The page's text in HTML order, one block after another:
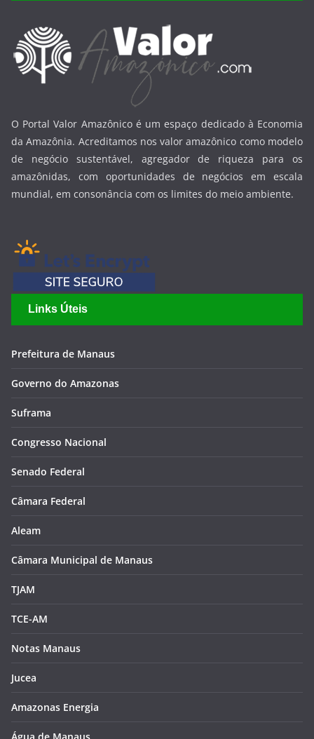
O Portal Valor Amazônico é um espaço dedicado à Economia
da Amazônia. Acreditamos nos valor amazônico como modelo
de negócio sustentável, agregador de riqueza para os
amazônidas, com oportunidades de negócios em escala
mundial, em consonância com os limites do meio ambiente.
Links Úteis
Prefeitura de Manaus
Governo do Amazonas
Suframa
Congresso Nacional
Senado Federal
Câmara Federal
Aleam
Câmara Municipal de Manaus
TJAM
TCE-AM
Notas Manaus
Jucea
Amazonas Energia